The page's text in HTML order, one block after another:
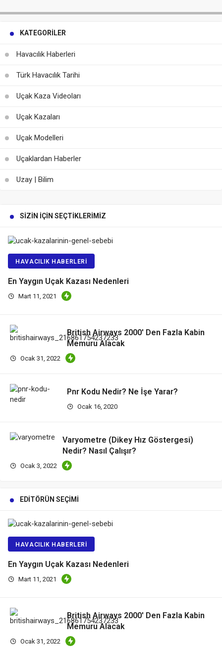
KATEGORILER
Havacılık Haberleri
Türk Havacılık Tarihi
Uçak Kaza Videoları
Uçak Kazaları
Uçak Modelleri
Uçaklardan Haberler
Uzay | Bilim
SIZIN İÇIN SEÇTIKLERIMIZ
HAVACILIK HABERLERI
En Yaygın Uçak Kazası Nedenleri
Mart 11, 2021
British Airways 2000′ Den Fazla Kabin
Memuru Alacak
Ocak 31, 2022
Pnr Kodu Nedir? Ne İşe Yarar?
Ocak 16, 2020
Varyometre (Dikey Hız Göstergesi)
Nedir? Nasıl Çalışır?
Ocak 3, 2022
EDITÖRÜN SEÇIMI
HAVACILIK HABERLERI
En Yaygın Uçak Kazası Nedenleri
Mart 11, 2021
British Airways 2000′ Den Fazla Kabin
Memuru Alacak
Ocak 31, 2022